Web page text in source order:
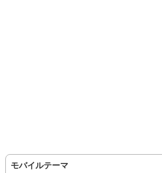
モバイルテーマ